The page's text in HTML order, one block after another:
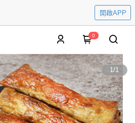
開啟APP
0
1/1